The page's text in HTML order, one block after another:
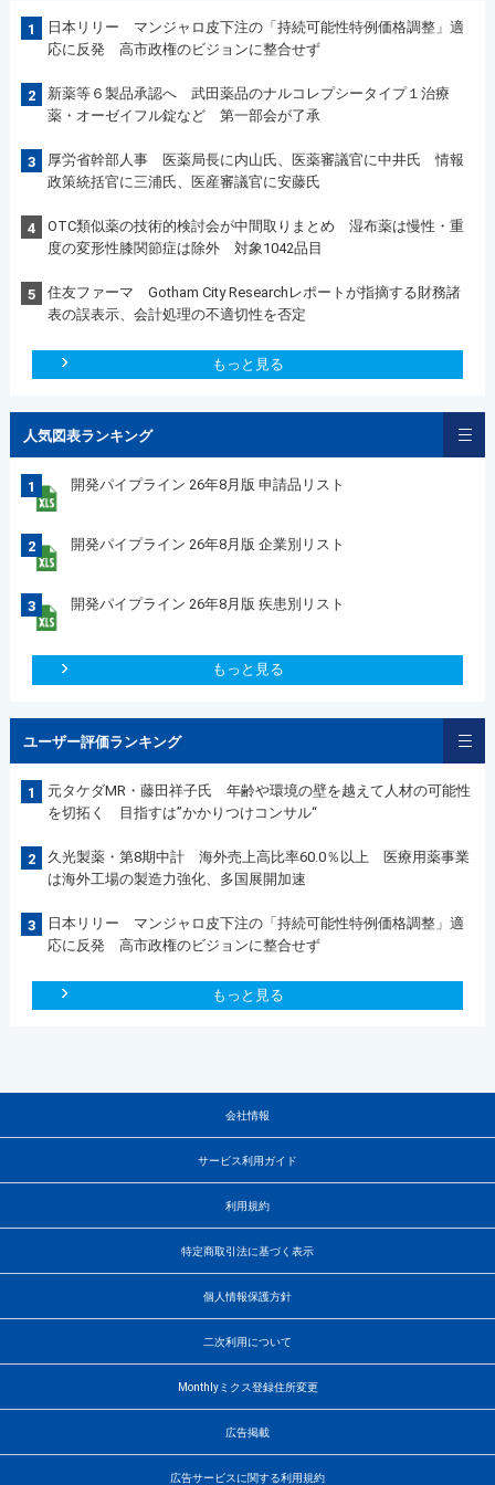
1
日本リリー マンジャロ皮下注の「持続可能性特例価格調整」適
応に反発 高市政権のビジョンに整合せず
2
新薬等６製品承認へ 武田薬品のナルコレプシータイプ１治療
薬・オーゼイフル錠など 第一部会が了承
3
厚労省幹部人事 医薬局長に内山氏、医薬審議官に中井氏 情報
政策統括官に三浦氏、医産審議官に安藤氏
4
OTC類似薬の技術的検討会が中間取りまとめ 湿布薬は慢性・重
度の変形性膝関節症は除外 対象1042品目
5
住友ファーマ Gotham City Researchレポートが指摘する財務諸
表の誤表示、会計処理の不適切性を否定
もっと見る
人気図表ランキング
1 開発パイプライン 26年8月版 申請品リスト
2 開発パイプライン 26年8月版 企業別リスト
3 開発パイプライン 26年8月版 疾患別リスト
もっと見る
ユーザー評価ランキング
1
元タケダMR・藤田祥子氏 年齢や環境の壁を越えて人材の可能性
を切拓く 目指すは”かかりつけコンサル“
2
久光製薬・第8期中計 海外売上高比率60.0％以上 医療用薬事業
は海外工場の製造力強化、多国展開加速
3
日本リリー マンジャロ皮下注の「持続可能性特例価格調整」適
応に反発 高市政権のビジョンに整合せず
もっと見る
会社情報
サービス利用ガイド
利用規約
特定商取引法に基づく表示
個人情報保護方針
二次利用について
Monthlyミクス登録住所変更
広告掲載
広告サービスに関する利用規約